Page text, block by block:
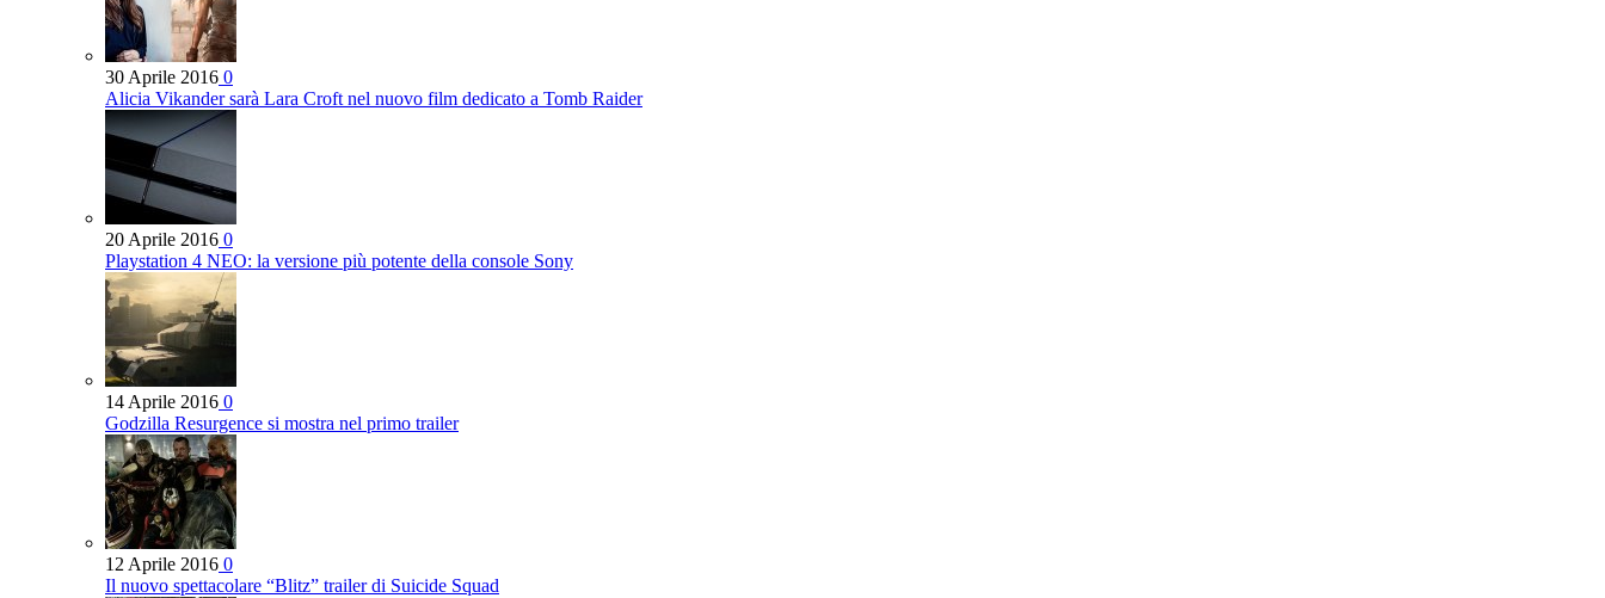
30 Aprile 2016 0
Alicia Vikander sarà Lara Croft nel nuovo film dedicato a Tomb Raider
20 Aprile 2016 0
Playstation 4 NEO: la versione più potente della console Sony
14 Aprile 2016 0
Godzilla Resurgence si mostra nel primo trailer
12 Aprile 2016 0
Il nuovo spettacolare “Blitz” trailer di Suicide Squad